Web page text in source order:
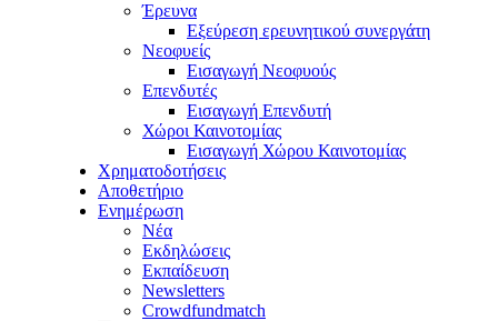
Έρευνα
Εξεύρεση ερευνητικού συνεργάτη
Νεοφυείς
Εισαγωγή Νεοφυούς
Επενδυτές
Εισαγωγή Επενδυτή
Χώροι Καινοτομίας
Εισαγωγή Χώρου Καινοτομίας
Χρηματοδοτήσεις
Αποθετήριο
Ενημέρωση
Νέα
Εκδηλώσεις
Εκπαίδευση
Newsletters
Crowdfundmatch